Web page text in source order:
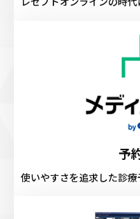
予
使いやすさを追求した診療